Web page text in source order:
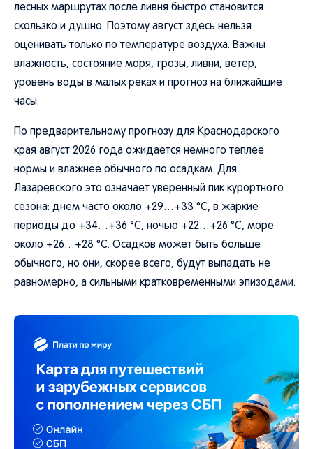
лесных маршрутах после ливня быстро становится
скользко и душно. Поэтому август здесь нельзя
оценивать только по температуре воздуха. Важны
влажность, состояние моря, грозы, ливни, ветер,
уровень воды в малых реках и прогноз на ближайшие
часы.
По предварительному прогнозу для Краснодарского
края август 2026 года ожидается немного теплее
нормы и влажнее обычного по осадкам. Для
Лазаревского это означает уверенный пик курортного
сезона: днем часто около +29…+33 °C, в жаркие
периоды до +34…+36 °C, ночью +22…+26 °C, море
около +26…+28 °C. Осадков может быть больше
обычного, но они, скорее всего, будут выпадать не
равномерно, а сильными кратковременными эпизодами.